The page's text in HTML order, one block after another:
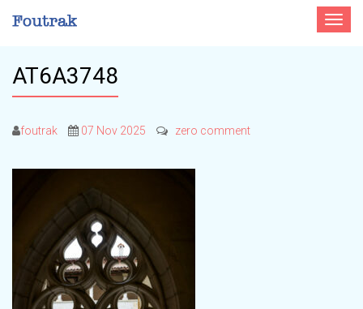
Toggle
AT6A3748
foutrak 07 Nov 2025 zero comment